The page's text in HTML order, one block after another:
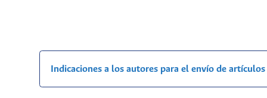
Indicaciones a los autores para el envío de artículos